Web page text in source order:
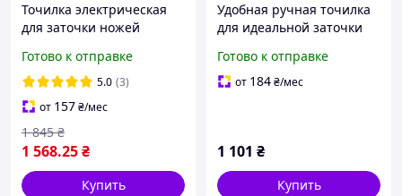
Точилка электрическая
для заточки ножей
Готово к отправке
5.0 (3)
от 157₴/мес
1 568.25₴
1 845 ₴
Купить
Удобная ручная точилка
для идеальной заточки
Готово к отправке
от 184₴/мес
1 101 ₴
Купить